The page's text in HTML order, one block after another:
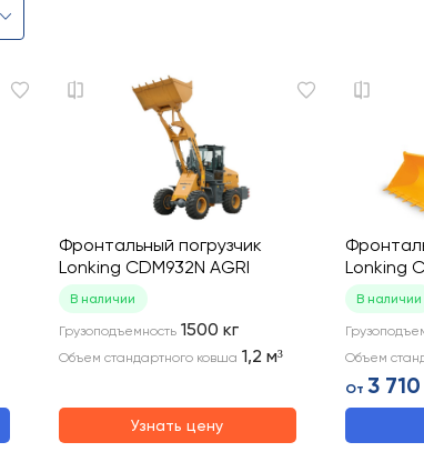
Фронтальный погрузчик
Lonking CDM932N AGRI
В наличии
Грузоподъемность 1500 кг
Объем стандартного ковша 1,2 м³
Узнать цену
Lonking
В наличии
Объем
От 3